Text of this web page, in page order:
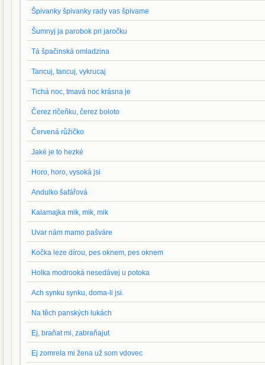
Špivanky špivanky rady vas špivame
Šumnyj ja parobok pri jaročku
Tá špačinská omladzina
Tancuj, tancuj, vykrucaj
Tichá noc, tmavá noc krásna je
Čerez ričeňku, čerez boloto
Červená růžičko
Jaké je to hezké
Horo, horo, vysoká jsi
Andulko šafářová
Kalamajka mik, mik, mik
Uvar nám mamo pašváre
Kočka leze dírou, pes oknem, pes oknem
Holka modrooká nesedávej u potoka
Ach synku synku, doma-li jsi.
Na těch panských lukách
Ej, braňat mi, zabraňajut
Ej zomrela mi žena už som vdovec